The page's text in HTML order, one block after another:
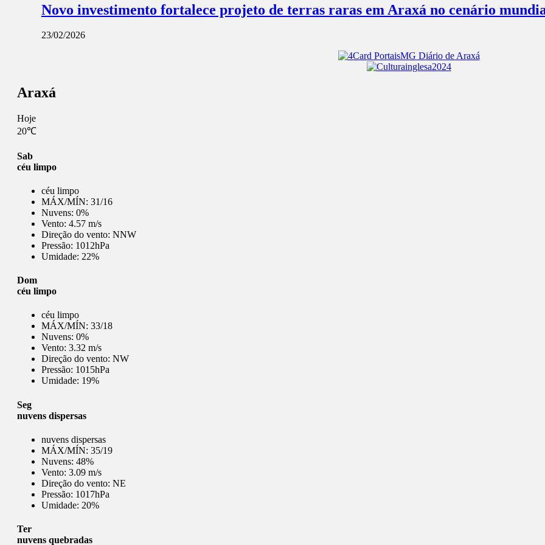
Novo investimento fortalece projeto de terras raras em Araxá no cenário
23/02/2026
Araxá
Hoje
20℃
Sab
céu limpo
céu limpo
MÁX/MÍN: 31/16
Nuvens: 0%
Vento: 4.57 m/s
Direção do vento: NNW
Pressão: 1012hPa
Umidade: 22%
Dom
céu limpo
céu limpo
MÁX/MÍN: 33/18
Nuvens: 0%
Vento: 3.32 m/s
Direção do vento: NW
Pressão: 1015hPa
Umidade: 19%
Seg
nuvens dispersas
nuvens dispersas
MÁX/MÍN: 35/19
Nuvens: 48%
Vento: 3.09 m/s
Direção do vento: NE
Pressão: 1017hPa
Umidade: 20%
Ter
nuvens quebradas